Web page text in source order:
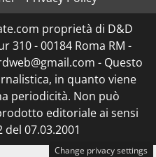
proprietà di D&D
310 - 00184 Roma RM -
- Questo
in quanto viene
periodicità. Non può
editoriale ai sensi
del 07.03.2001
Change privacy settings